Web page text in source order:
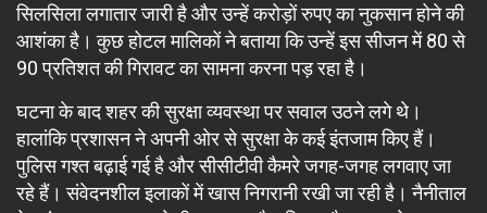
सिलसिला लगातार जारी है और उन्हें करोड़ों रुपए का नुकसान होने की
आशंका है। कुछ होटल मालिकों ने बताया कि उन्हें इस सीजन में 80 से
90 प्रतिशत की गिरावट का सामना करना पड़ रहा है।
घटना के बाद शहर की सुरक्षा व्यवस्था पर सवाल उठने लगे थे।
हालांकि प्रशासन ने अपनी ओर से सुरक्षा के कई इंतजाम किए हैं।
पुलिस गश्त बढ़ाई गई है और सीसीटीवी कैमरे जगह-जगह लगवाए जा
रहे हैं। संवेदनशील इलाकों में खास निगरानी रखी जा रही है। नैनीताल